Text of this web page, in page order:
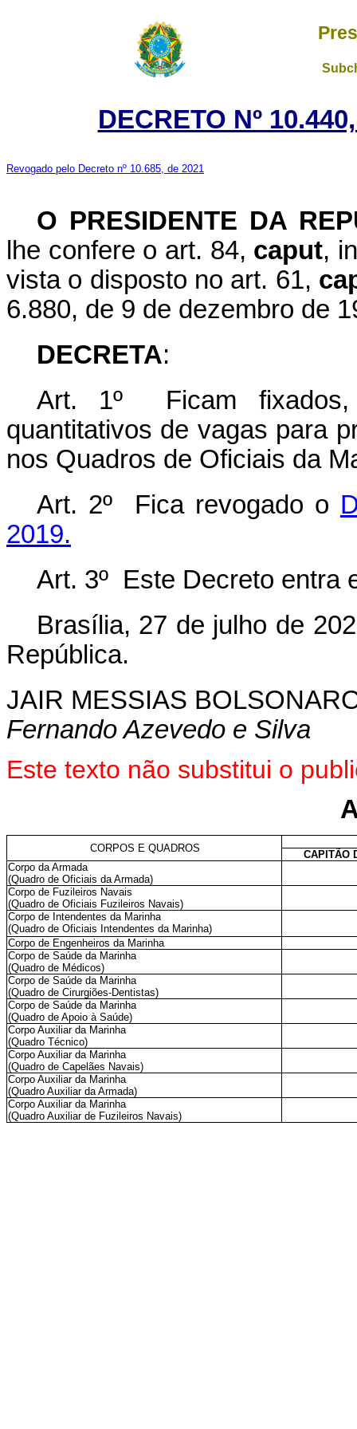
DECRETO Nº
Revogado pelo Decreto nº 10.685, de 2021
O PRESIDENTE DA
lhe confere o art. 84, caput,
vista o disposto no art. 61,
6.880, de 9 de dezembro de
DECRETA:
Art. 1º Ficam
quantitativos de vagas para
nos Quadros de Oficiais da
Art. 2º Fica revogado o
2019.
Art. 3º Este Decreto entra
Brasília, 27 de julho de
República.
JAIR MESSIAS
Fernando Azevedo e Silva
Este texto não substitui o
CORPOS E QUADROS
CAPITÃO
Corpo da Armada
(Quadro de Oficiais da Armada)
Corpo de Fuzileiros Navais
(Quadro de Oficiais Fuzileiros Navais)
Corpo de Intendentes da Marinha
(Quadro de Oficiais Intendentes da Marinha)
Corpo de Engenheiros da Marinha
Corpo de Saúde da Marinha
(Quadro de Médicos)
Corpo de Saúde da Marinha
(Quadro de Cirurgiões-Dentistas)
Corpo de Saúde da Marinha
(Quadro de Apoio à Saúde)
Corpo Auxiliar da Marinha
(Quadro Técnico)
Corpo Auxiliar da Marinha
(Quadro de Capelães Navais)
Corpo Auxiliar da Marinha
(Quadro Auxiliar da Armada)
Corpo Auxiliar da Marinha
(Quadro Auxiliar de Fuzileiros Navais)